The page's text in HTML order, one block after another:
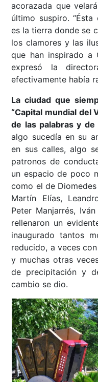
acorazada que
último suspiro.
es la tierra donde se
los clamores y las
que han inspirado a
expresó la
efectivamente había
La ciudad que
“Capital mundial del
de las palabras y
algo sucedía en su
en sus calles, algo
patronos de
un espacio de poco
como el de
Martín Elías,
Peter Manjarrés,
rellenaron un
inaugurado tantos
reducido, a veces
y muchas otras
de precipitación y
cambio se dio.